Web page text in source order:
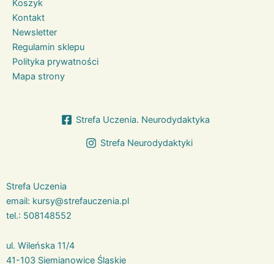
Koszyk
Kontakt
Newsletter
Regulamin sklepu
Polityka prywatności
Mapa strony
Strefa Uczenia. Neurodydaktyka
Strefa Neurodydaktyki
Strefa Uczenia
email: kursy@strefauczenia.pl
tel.: 508148552
ul. Wileńska 11/4
41-103 Siemianowice Śląskie